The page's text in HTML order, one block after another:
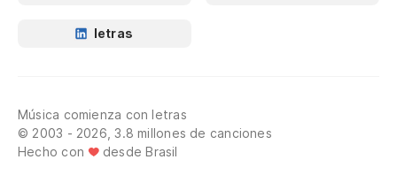
letras
Música comienza con letras
© 2003 - 2026, 3.8 millones de canciones
Hecho con
desde Brasil